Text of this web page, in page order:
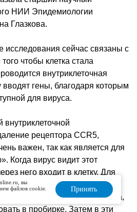
НИИ Эпидемиологии
Глазкова.
сейчас связаны с
чтобы клетка стала
внутриклеточная
вводят гены, благодаря которым
для вируса.
рецептора CCR5,
важен, так как является для
Когда вирус видит этот
него входит в клетку. Для
разные способы. Мы
Их можно взять у человека,
в пробирке. Затем в эти
вы
файлов cookie.
Принять